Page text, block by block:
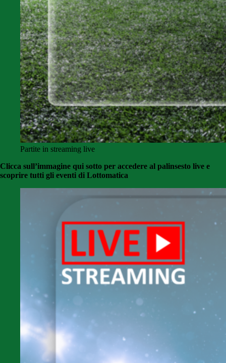
Partite in streaming live
Clicca sull’immagine qui sotto per accedere al palinsesto live e
scoprire tutti gli eventi di Lottomatica